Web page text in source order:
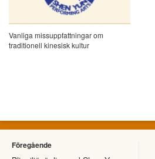
Vanliga missuppfattningar om
traditionell kinesisk kultur
Föregående